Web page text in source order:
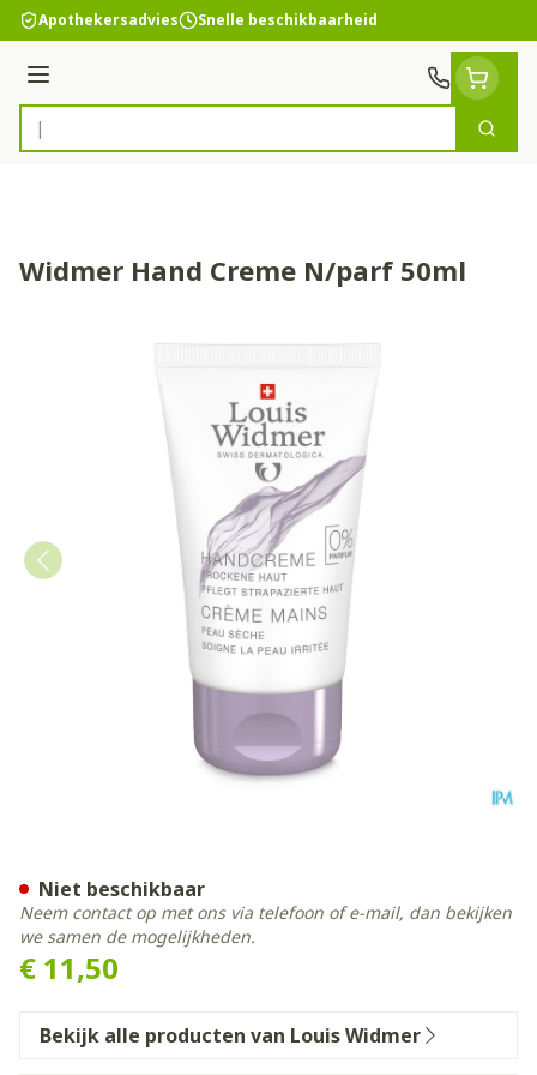
Ga naar de inhoud
Apothekersadvies Snelle beschikbaarheid
Menu
Product, merk, categorie...
Zoek
Widmer Hand Creme N/parf 50ml
€ 11,50
Niet beschikbaar
Neem contact op met ons via telefoon of e-mail, dan bekijken
we samen de mogelijkheden.
Bekijk alle producten van Louis Widmer